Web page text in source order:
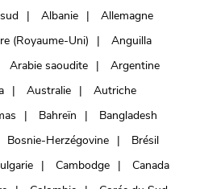
Albanie
Allemagne
(Royaume-Uni)
Anguilla
Arabie saoudite
Argentine
Australie
Autriche
Bahreïn
Bangladesh
Bosnie-Herzégovine
Brésil
Cambodge
Canada